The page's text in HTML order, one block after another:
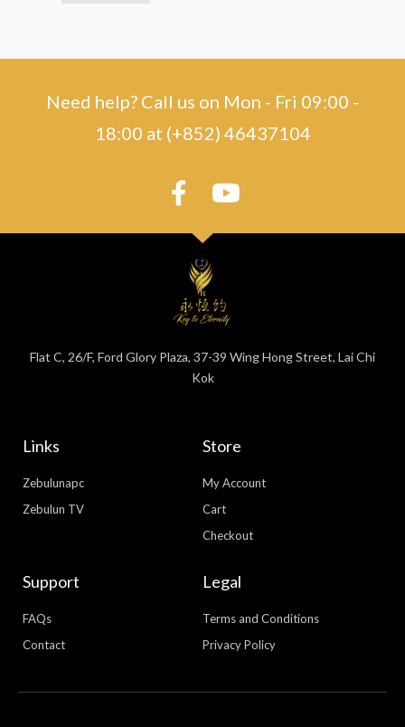
Need help? Call us on Mon - Fri 09:00 -
18:00 at (+852) 46437104
Flat C, 26/F, Ford Glory Plaza, 37-39 Wing Hong Street, Lai Chi
Kok
Links
Zebulunapc
Zebulun TV
Store
My Account
Cart
Checkout
Support
FAQs
Contact
Legal
Terms and Conditions
Privacy Policy